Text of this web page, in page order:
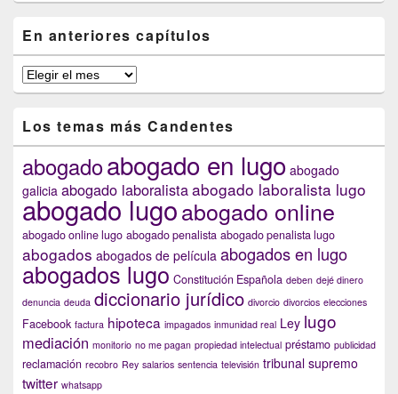
En anteriores capítulos
En
anteriores
Los temas más Candentes
abogadoabogado en lugo abogado
galicia abogado laboralistaabogado laboralista lugo
abogado lugoabogado online
abogado online lugo abogado penalista abogado penalista lugo
abogados abogados de película abogados en lugo
abogados lugo Constitución Española deben dejé dinero
denuncia deuda diccionario jurídico divorcio divorcios elecciones
Facebook factura hipoteca impagados inmunidad real Ley lugo
mediación monitorio no me pagan propiedad intelectual préstamo publicidad
reclamación recobro Rey salarios sentencia televisión tribunal supremo
twitter whatsapp